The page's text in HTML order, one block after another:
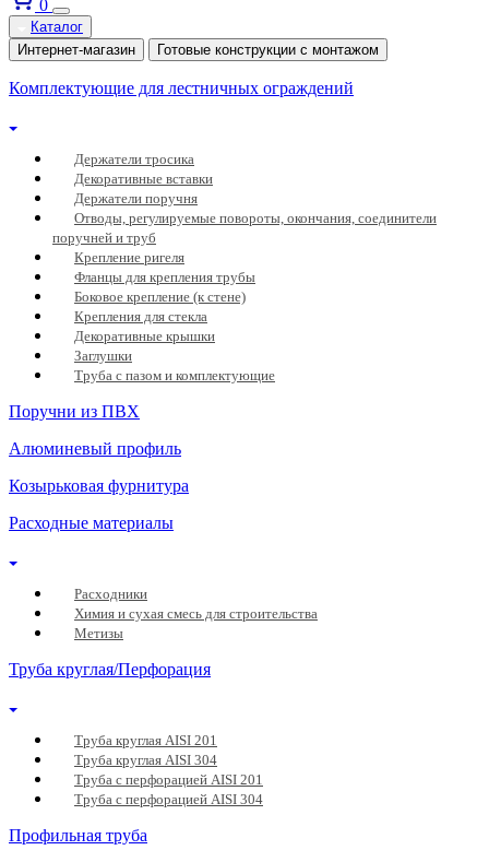
0
Каталог
Интернет-магазин
Готовые конструкции с монтажом
Комплектующие для лестничных ограждений
Держатели тросика
Декоративные вставки
Держатели поручня
Отводы, регулируемые повороты, окончания, соединители
поручней и труб
Крепление ригеля
Фланцы для крепления трубы
Боковое крепление (к стене)
Крепления для стекла
Декоративные крышки
Заглушки
Труба с пазом и комплектующие
Поручни из ПВХ
Алюминевый профиль
Козырьковая фурнитура
Расходные материалы
Расходники
Химия и сухая смесь для строительства
Метизы
Труба круглая/Перфорация
Труба круглая AISI 201
Труба круглая AISI 304
Труба с перфорацией AISI 201
Труба с перфорацией AISI 304
Профильная труба